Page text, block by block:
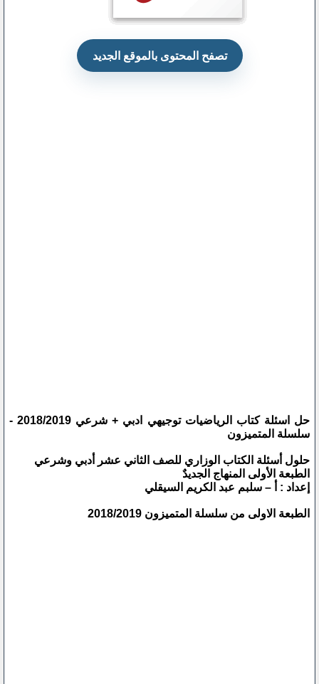
تصفح المحتوى بالموقع الجديد
حل اسئلة كتاب الرياضيات توجيهي ادبي + شرعي 2018/2019 -
سلسلة المتميزون
حلول أسئلة الكتاب الوزاري للصف الثاني عشر أدبي وشرعي
الطبعة الأولى المنهاج الجديدٌ
إعداد : أ – سلبم عبد الكريم السيقلي
الطبعة الاولى من سلسلة المتميزون 2018/2019